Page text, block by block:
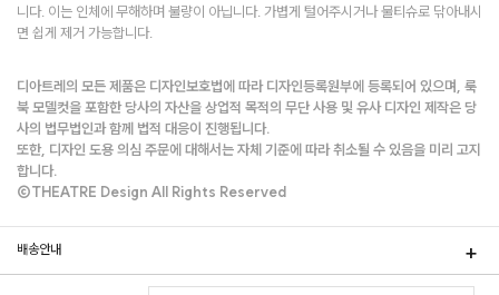
니다. 이는 인체에 무해하며 불량이 아닙니다. 가볍게 털어주시거나 물티슈로 닦아내시
면 쉽게 제거 가능합니다.
디아트레의 모든 제품은 디자인보호법에 따라 디자인등록원부에 등록되어 있으며, 룩
북 모델컷을 포함한 당사의 자산을 상업적 목적의 무단 사용 및 유사 디자인 제작은 당
사의 법무법인과 함께 법적 대응이 진행됩니다.
또한, 디자인 도용 의심 주문에 대해서는 자체 기준에 따라 취소될 수 있음을 미리 고지
합니다.
©THEATRE Design All Rights Reserved
배송안내